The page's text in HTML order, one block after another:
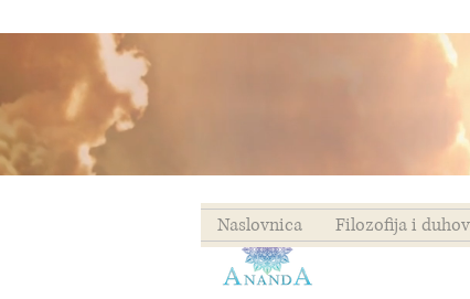
Naslovnica Filozofija i